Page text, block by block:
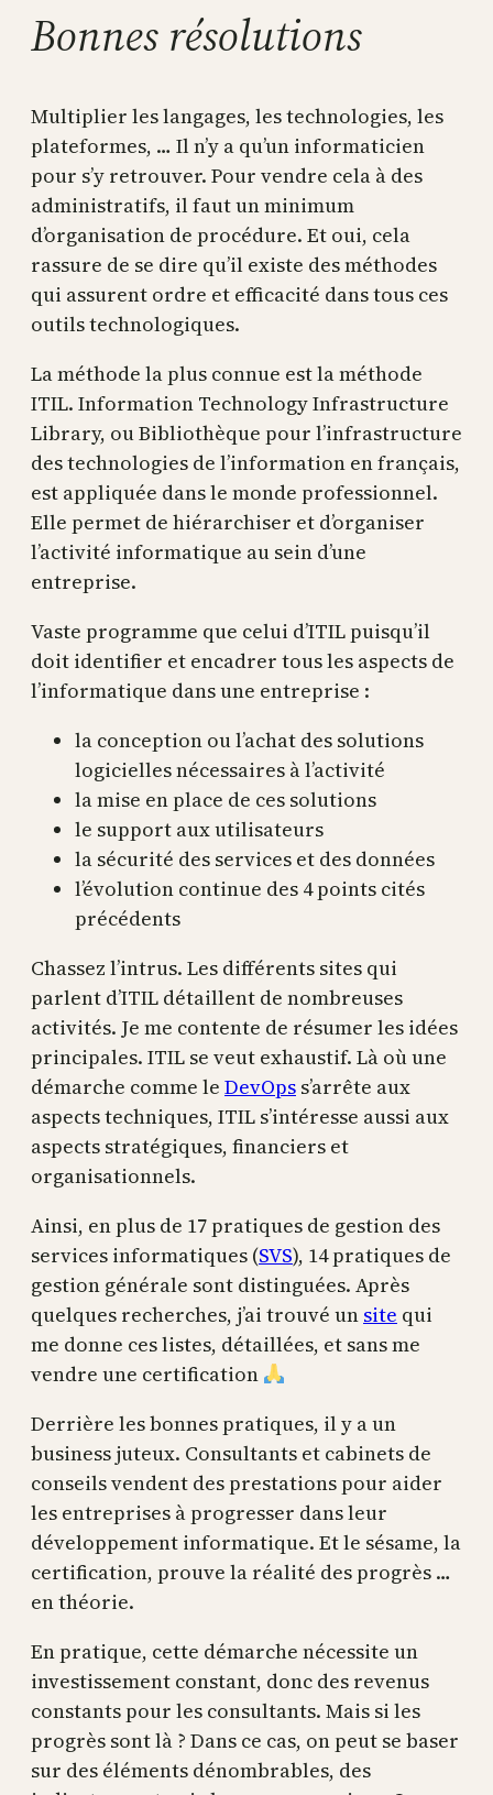
Bonnes résolutions
Multiplier les langages, les technologies, les
plateformes, … Il n’y a qu’un informaticien
pour s’y retrouver. Pour vendre cela à des
administratifs, il faut un minimum
d’organisation de procédure. Et oui, cela
rassure de se dire qu’il existe des méthodes
qui assurent ordre et efficacité dans tous ces
outils technologiques.
La méthode la plus connue est la méthode
ITIL. Information Technology Infrastructure
Library, ou Bibliothèque pour l’infrastructure
des technologies de l’information en français,
est appliquée dans le monde professionnel.
Elle permet de hiérarchiser et d’organiser
l’activité informatique au sein d’une
entreprise.
Vaste programme que celui d’ITIL puisqu’il
doit identifier et encadrer tous les aspects de
l’informatique dans une entreprise :
la conception ou l’achat des solutions
logicielles nécessaires à l’activité
la mise en place de ces solutions
le support aux utilisateurs
la sécurité des services et des données
l’évolution continue des 4 points cités
précédents
Chassez l’intrus. Les différents sites qui
parlent d’ITIL détaillent de nombreuses
activités. Je me contente de résumer les idées
principales. ITIL se veut exhaustif. Là où une
démarche comme le DevOps s’arrête aux
aspects techniques, ITIL s’intéresse aussi aux
aspects stratégiques, financiers et
organisationnels.
Ainsi, en plus de 17 pratiques de gestion des
services informatiques (SVS), 14 pratiques de
gestion générale sont distinguées. Après
quelques recherches, j’ai trouvé un site qui
me donne ces listes, détaillées, et sans me
vendre une certification
Derrière les bonnes pratiques, il y a un
business juteux. Consultants et cabinets de
conseils vendent des prestations pour aider
les entreprises à progresser dans leur
développement informatique. Et le sésame, la
certification, prouve la réalité des progrès …
en théorie.
En pratique, cette démarche nécessite un
investissement constant, donc des revenus
constants pour les consultants. Mais si les
progrès sont là ? Dans ce cas, on peut se baser
sur des éléments dénombrables, des